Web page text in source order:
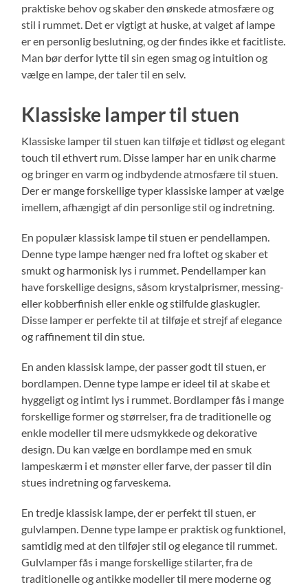
praktiske behov og skaber den ønskede atmosfære og
stil i rummet. Det er vigtigt at huske, at valget af lampe
er en personlig beslutning, og der findes ikke et facitliste.
Man bør derfor lytte til sin egen smag og intuition og
vælge en lampe, der taler til en selv.
Klassiske lamper til stuen
Klassiske lamper til stuen kan tilføje et tidløst og elegant
touch til ethvert rum. Disse lamper har en unik charme
og bringer en varm og indbydende atmosfære til stuen.
Der er mange forskellige typer klassiske lamper at vælge
imellem, afhængigt af din personlige stil og indretning.
En populær klassisk lampe til stuen er pendellampen.
Denne type lampe hænger ned fra loftet og skaber et
smukt og harmonisk lys i rummet. Pendellamper kan
have forskellige designs, såsom krystalprismer, messing-
eller kobberfinish eller enkle og stilfulde glaskugler.
Disse lamper er perfekte til at tilføje et strejf af elegance
og raffinement til din stue.
En anden klassisk lampe, der passer godt til stuen, er
bordlampen. Denne type lampe er ideel til at skabe et
hyggeligt og intimt lys i rummet. Bordlamper fås i mange
forskellige former og størrelser, fra de traditionelle og
enkle modeller til mere udsmykkede og dekorative
design. Du kan vælge en bordlampe med en smuk
lampeskærm i et mønster eller farve, der passer til din
stues indretning og farveskema.
En tredje klassisk lampe, der er perfekt til stuen, er
gulvlampen. Denne type lampe er praktisk og funktionel,
samtidig med at den tilføjer stil og elegance til rummet.
Gulvlamper fås i mange forskellige stilarter, fra de
traditionelle og antikke modeller til mere moderne og